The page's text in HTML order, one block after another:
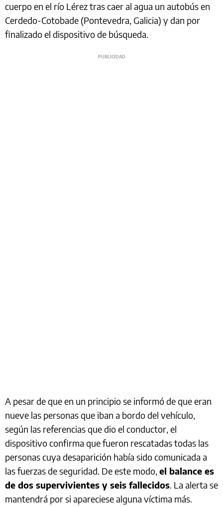
cuerpo en el río Lérez tras caer al agua un autobús en
Cerdedo-Cotobade (Pontevedra, Galicia) y dan por
finalizado el dispositivo de búsqueda.
A pesar de que en un principio se informó de que eran
nueve las personas que iban a bordo del vehículo,
según las referencias que dio el conductor, el
dispositivo confirma que fueron rescatadas todas las
personas cuya desaparición había sido comunicada a
las fuerzas de seguridad. De este modo, el balance es
de dos supervivientes y seis fallecidos. La alerta se
mantendrá por si apareciese alguna víctima más.